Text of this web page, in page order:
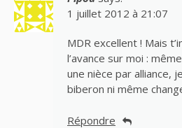
1 juillet 2012 à 21:07
MDR excellent ! Mais
l’avance sur moi :
une nièce par alliance,
biberon ni même
Répondre